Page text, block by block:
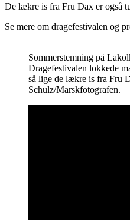
De lækre is fra Fru Dax er også
Se mere om dragefestivalen og
Sommerstemning på
Dragefestivalen lokkede
så lige de lækre is fra Fru
Schulz/Marskfotografen.